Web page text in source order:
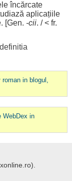
încărcate
aplicațiile
. [Gen. -cii. / < fr.
definitia
in blogul,
WebDex in